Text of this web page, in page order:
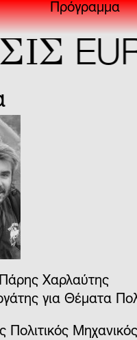
Πρόγραμμα
Χαρλαύτης
για Θέματα
Πολιτικός